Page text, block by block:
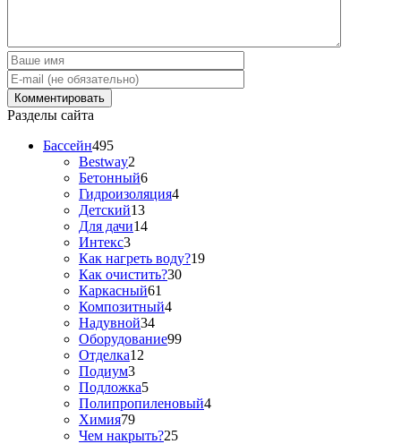
Разделы сайта
Бассейн495
Bestway2
Бетонный6
Гидроизоляция4
Детский13
Для дачи14
Интекс3
Как нагреть воду?19
Как очистить?30
Каркасный61
Композитный4
Надувной34
Оборудование99
Отделка12
Подиум3
Подложка5
Полипропиленовый4
Химия79
Чем накрыть?25